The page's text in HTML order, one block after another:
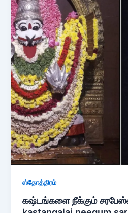
ஸ்தோத்திரம்
கஷ்டங்களை நீக்கும்